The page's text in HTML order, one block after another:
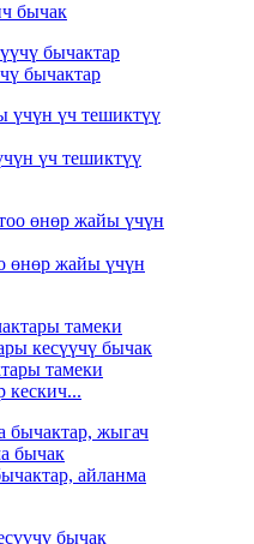
бычак
бычактар
үч тешиктүү
өнөр жайы үчүн
тамеки
кескич...
айланма